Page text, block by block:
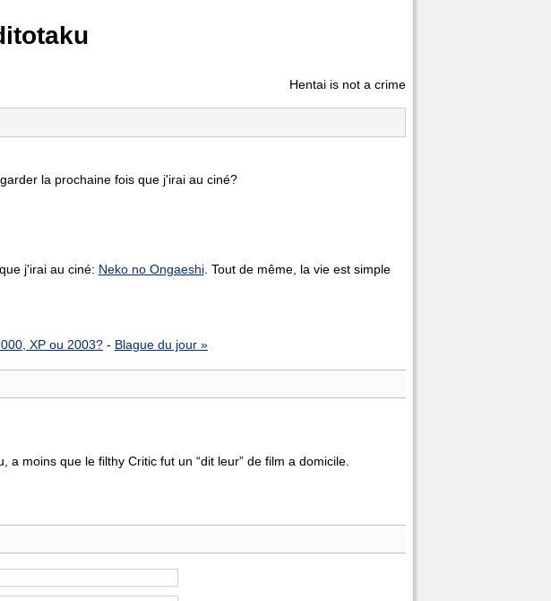
Hentai is not a crime
la prochaine fois que j'irai au ciné?
j'irai au ciné: Neko no Ongaeshi. Tout de même, la vie est simple
XP ou 2003? - Blague du jour »
moins que le filthy Critic fut un “dit leur” de film a domicile.